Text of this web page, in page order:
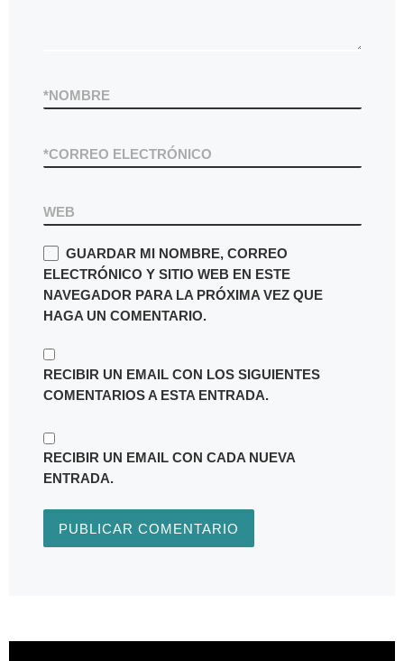
NOMBRE
*
CORREO ELECTRÓNICO
*
WEB
GUARDAR MI NOMBRE, CORREO
ELECTRÓNICO Y SITIO WEB EN ESTE
NAVEGADOR PARA LA PRÓXIMA VEZ QUE
HAGA UN COMENTARIO.
RECIBIR UN EMAIL CON LOS SIGUIENTES
COMENTARIOS A ESTA ENTRADA.
RECIBIR UN EMAIL CON CADA NUEVA
ENTRADA.